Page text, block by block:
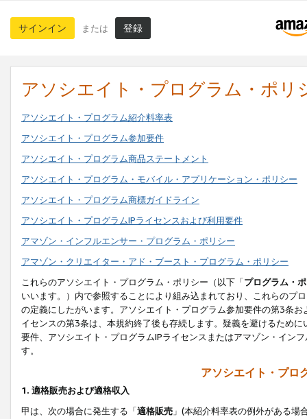
サインイン または 登録
アソシエイト・プログラム・ポリ
アソシエイト・プログラム紹介料率表
アソシエイト・プログラム参加要件
アソシエイト・プログラム商品ステートメント
アソシエイト・プログラム・モバイル・アプリケーション・ポリシー
アソシエイト・プログラム商標ガイドライン
アソシエイト・プログラムIPライセンスおよび利用要件
アマゾン・インフルエンサー・プログラム・ポリシー
アマゾン・クリエイター・アド・ブースト・プログラム・ポリシー
これらのアソシエイト・プログラム・ポリシー（以下「プログラム・
いいます。）内で参照することにより組み込まれており、これらのプ
の定義にしたがいます。アソシエイト・プログラム参加要件の第3条
イセンスの第3条は、本規約終了後も存続します。疑義を避けるため
要件、アソシエイト・プログラムIPライセンスまたはアマゾン・イン
す。
アソシエイト・プロ
1. 適格販売および適格収入
甲は、次の場合に発生する「適格販売 」(本紹介料率表の例外がある